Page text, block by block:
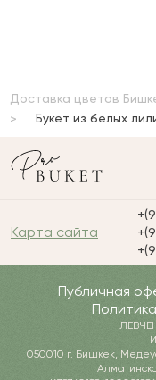
Доставка цветов
Букет из белых
Карта сайта
Публичная
050010 г. Бишкек,